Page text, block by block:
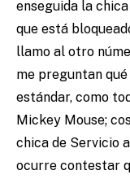
enseguida la
que está
llamo al otro
me preguntan
estándar, como
Mickey Mouse;
chica de Servicio
ocurre contestar